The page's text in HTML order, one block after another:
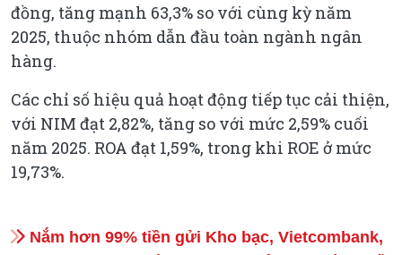
đồng, tăng mạnh 63,3% so với cùng kỳ năm
2025, thuộc nhóm dẫn đầu toàn ngành ngân
hàng.
Các chỉ số hiệu quả hoạt động tiếp tục cải thiện,
với NIM đạt 2,82%, tăng so với mức 2,59% cuối
năm 2025. ROA đạt 1,59%, trong khi ROE ở mức
19,73%.
Nắm hơn 99% tiền gửi Kho bạc, Vietcombank,